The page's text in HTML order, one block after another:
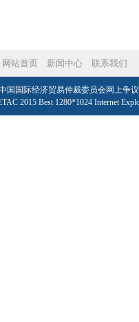
网站首页 新闻中心 联系我们
国国际经济贸易仲裁委员会网上争
2015 Best 1280*1024 Internet